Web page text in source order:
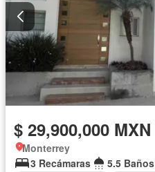
$ 29,900,000 MXN
Monterrey
3 Recámaras
5.5 Baños